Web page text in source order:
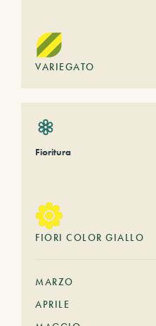
VARIEGATO
Fioritura
FIORI COLOR GIALLO
MARZO
APRILE